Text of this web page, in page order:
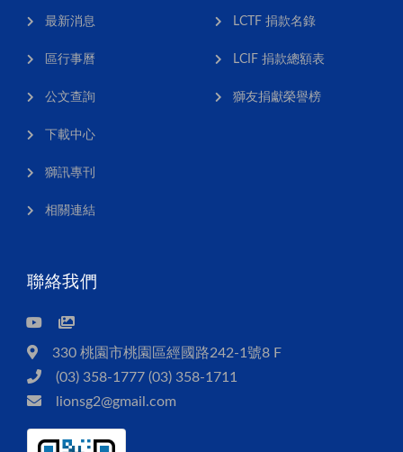
最新消息
區行事曆
公文查詢
下載中心
獅訊專刊
相關連結
LCTF 捐款名錄
LCIF 捐款總額表
獅友捐獻榮譽榜
聯絡我們
330 桃園市桃園區經國路242-1號8 F
(03) 358-1777 (03) 358-1711
lionsg2@gmail.com